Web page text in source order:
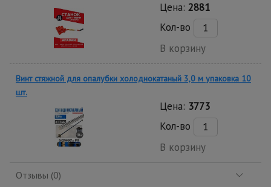
Цена: 2881
Кол-во
В корзину
Винт стяжной для опалубки холоднокатаный 3,0 м упаковка 10
шт.
Цена: 3773
Кол-во
В корзину
Отзывы (0)